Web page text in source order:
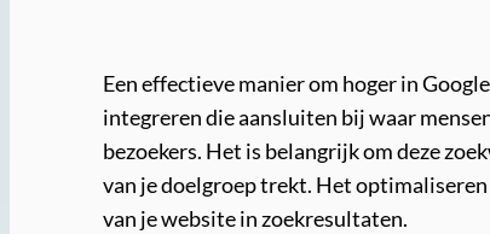
Een effectieve manier om hoger in
integreren die aansluiten bij waar
bezoekers. Het is belangrijk om deze
van je doelgroep trekt. Het
van je website in zoekresultaten.